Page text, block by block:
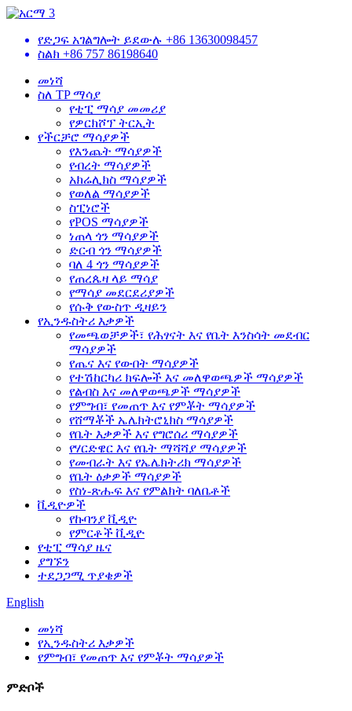
የድጋፍ አገልግሎት ይደውሉ +86 13630098457
ስልክ +86 757 86198640
መነሻ
ስለ TP ማሳያ
የቲፒ ማሳያ መመሪያ
የዎርክሾፕ ትርኢት
የችርቻሮ ማሳያዎች
የእንጨት ማሳያዎች
የብረት ማሳያዎች
አክሬሊክስ ማሳያዎች
የወለል ማሳያዎች
ስፒነሮች
የPOS ማሳያዎች
ነጠላ ጎን ማሳያዎች
ድርብ ጎን ማሳያዎች
ባለ 4 ጎን ማሳያዎች
የጠረጴዛ ላይ ማሳያ
የማሳያ መደርደሪያዎች
የሱቅ የውስጥ ዲዛይን
የኢንዱስትሪ እቃዎች
የመጫወቻዎች፣ የሕፃናት እና የቤት እንስሳት መደብር
ማሳያዎች
የጤና እና የውበት ማሳያዎች
የተሽከርካሪ ክፍሎች እና መለዋወጫዎች ማሳያዎች
የልብስ እና መለዋወጫዎች ማሳያዎች
የምግብ፣ የመጠጥ እና የምቾት ማሳያዎች
የሸማቾች ኤሌክትሮኒክስ ማሳያዎች
የቤት እቃዎች እና የግሮሰሪ ማሳያዎች
የሃርድዌር እና የቤት ማሻሻያ ማሳያዎች
የመብራት እና የኤሌክትሪክ ማሳያዎች
የቤት ዕቃዎች ማሳያዎች
የስነ-ጽሑፍ እና የምልክት ባለቤቶች
ቪዲዮዎች
የኩባንያ ቪዲዮ
የምርቶች ቪዲዮ
የቲፒ ማሳያ ዜና
ያግኙን
ተደጋጋሚ ጥያቄዎች
English
መነሻ
የኢንዱስትሪ እቃዎች
የምግብ፣ የመጠጥ እና የምቾት ማሳያዎች
ምድቦች